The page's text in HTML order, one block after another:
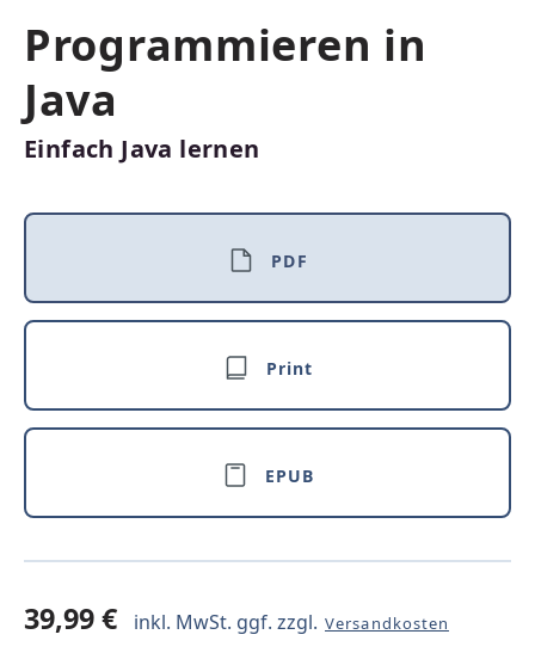
Programmieren in
Java
Einfach Java lernen
PDF
Print
EPUB
39,99 € inkl. MwSt. ggf. zzgl. Versandkosten